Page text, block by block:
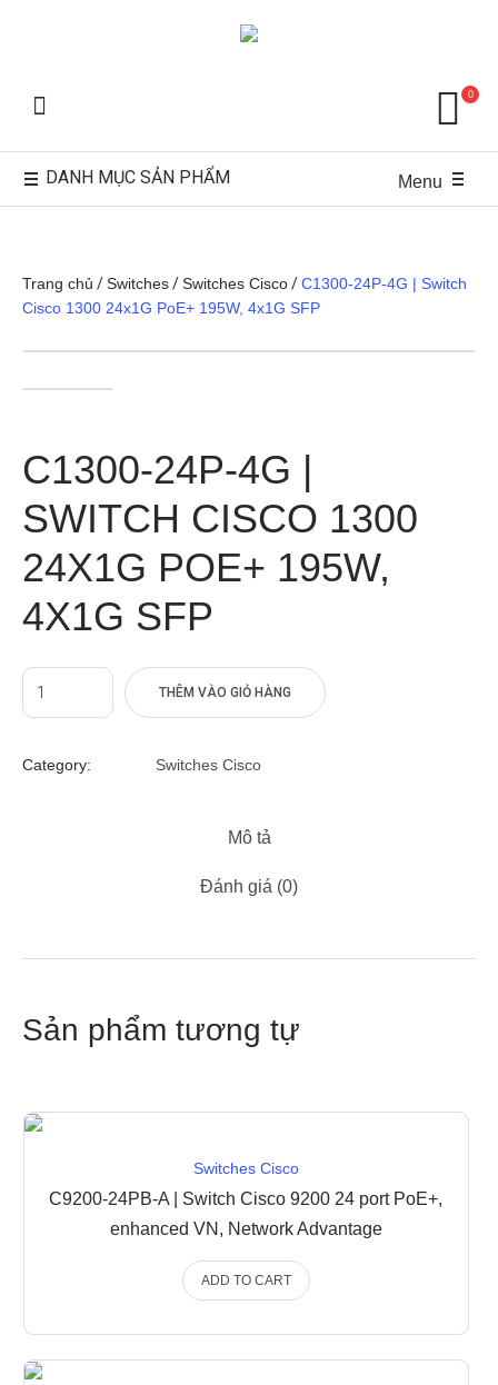
0
DANH MỤC SẢN PHẨM Menu
Trang chủ /Switches/Switches Cisco/C1300-24P-4G | Switch
Cisco 1300 24x1G PoE+ 195W, 4x1G SFP
C1300-24P-4G |
SWITCH CISCO 1300
24X1G POE+ 195W,
4X1G SFP
THÊM VÀO GIỎ HÀNG
Category: Switches Cisco
Mô tả
Đánh giá (0)
Sản phẩm tương tự
Switches Cisco
C9200-24PB-A | Switch Cisco 9200 24 port PoE+,
enhanced VN, Network Advantage
ADD TO CART